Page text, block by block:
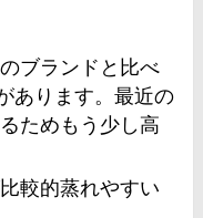
ブランドと比べ
あります。最近の
ためもう少し高
較的蒸れやすい